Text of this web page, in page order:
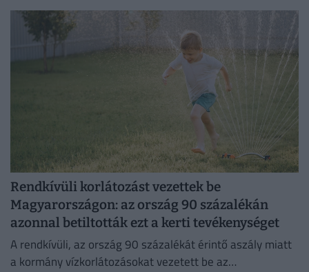
Rendkívüli korlátozást vezettek be
Magyarországon: az ország 90 százalékán
azonnal betiltották ezt a kerti tevékenységet
A rendkívüli, az ország 90 százalékát érintő aszály miatt
a kormány vízkorlátozásokat vezetett be az